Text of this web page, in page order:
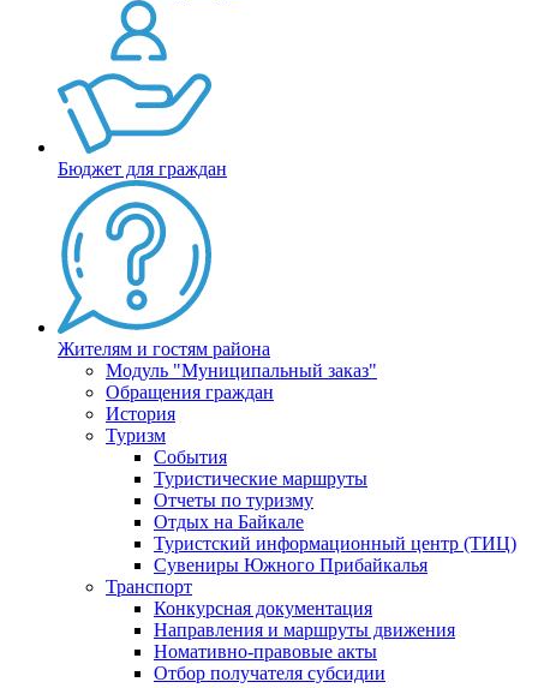
Бюджет для граждан
Жителям и гостям района
Модуль "Муниципальный заказ"
Обращения граждан
История
Туризм
События
Туристические маршруты
Отчеты по туризму
Отдых на Байкале
Туристский информационный центр (ТИЦ)
Сувениры Южного Прибайкалья
Транспорт
Конкурсная документация
Направления и маршруты движения
Номативно-правовые акты
Отбор получателя субсидии